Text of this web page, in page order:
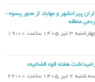
پیرانشهر و مهاباد از محور پسوه–
منطقه
3 تیر 1405 ساعت 19:00
هفته قوه قضائیه»
سه شنبه 2 تیر 1405 ساعت 22:00